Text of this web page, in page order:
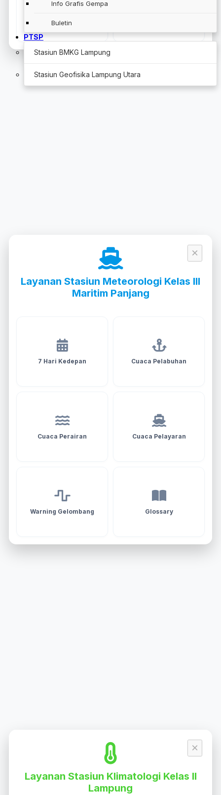
Info Grafis Gempa
Buletin
PTSP
Stasiun BMKG Lampung
Stasiun Geofisika Lampung Utara
×
Layanan Stasiun Meteorologi Kelas III
Maritim Panjang
7 Hari Kedepan Cuaca Pelabuhan
Cuaca Perairan Cuaca Pelayaran
Warning Gelombang Glossary
×
Layanan Stasiun Klimatologi Kelas II
Lampung